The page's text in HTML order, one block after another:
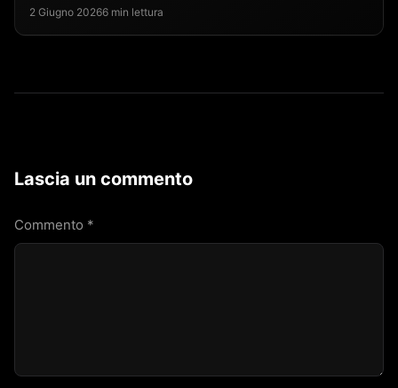
2 Giugno 20266 min lettura
Lascia un commento
Commento *